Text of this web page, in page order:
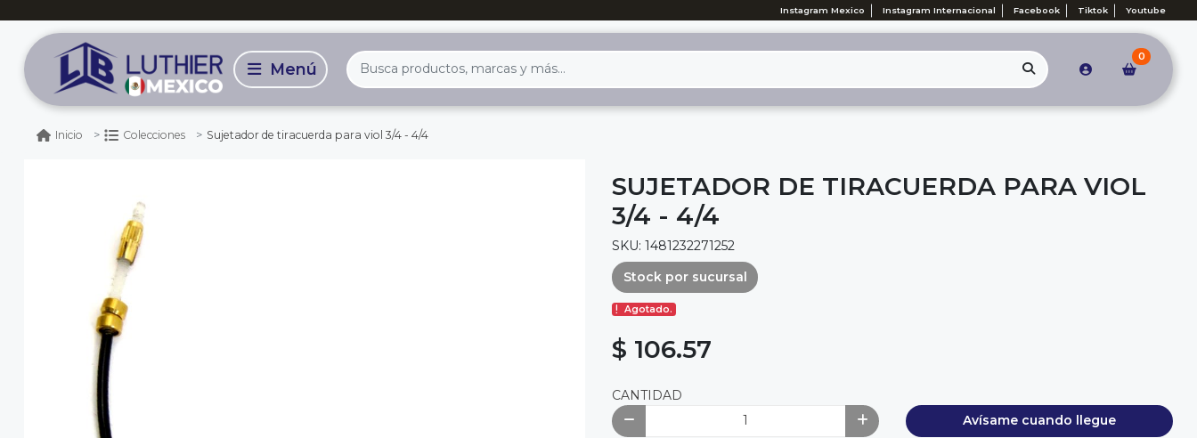
Instagram Mexico Instagram Internacional Facebook Tiktok Youtube
0
Inicio Colecciones Sujetador de tiracuerda para viol 3/4 - 4/4
SUJETADOR DE TIRACUERDA PARA VIOL
3/4 - 4/4
SKU: 1481232271252
Stock por sucursal
Agotado.
$ 106.57
CANTIDAD
Avísame cuando llegue